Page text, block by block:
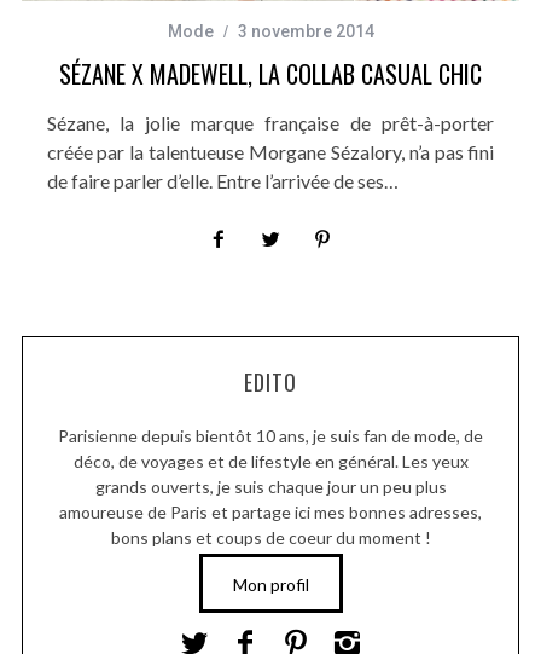
Mode 3 novembre 2014
SÉZANE X MADEWELL, LA COLLAB CASUAL CHIC
Sézane, la jolie marque française de prêt-à-porter
créée par la talentueuse Morgane Sézalory, n’a pas fini
de faire parler d’elle. Entre l’arrivée de ses…
EDITO
Parisienne depuis bientôt 10 ans, je suis fan de mode, de
déco, de voyages et de lifestyle en général. Les yeux
grands ouverts, je suis chaque jour un peu plus
amoureuse de Paris et partage ici mes bonnes adresses,
bons plans et coups de coeur du moment !
Mon profil